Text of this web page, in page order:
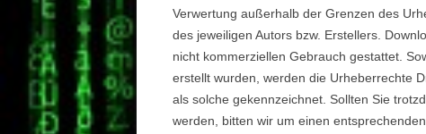
Verwertung außerhalb der Grenzen des
des jeweiligen Autors bzw. Erstellers.
nicht kommerziellen Gebrauch gestattet.
erstellt wurden, werden die Urheberrechte
als solche gekennzeichnet. Sollten Sie
werden, bitten wir um einen